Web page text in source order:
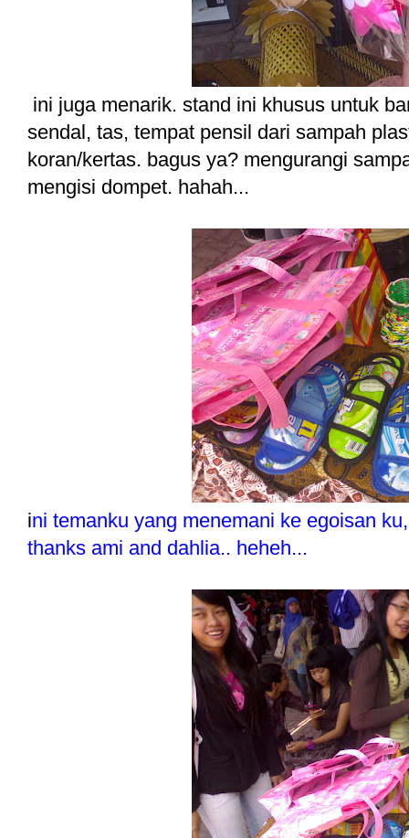
ini juga menarik. stand ini khusus untuk
sendal, tas, tempat pensil dari sampah
koran/kertas. bagus ya? mengurangi
mengisi dompet. hahah...
ini temanku yang menemani ke egoisan
thanks ami and dahlia.. heheh...